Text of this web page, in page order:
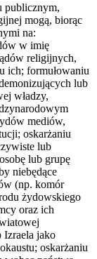
publicznym,
mogą, biorąc
na:
w imię
religijnych,
ich; formułowaniu
lub
władzy,
mediów,
oskarżaniu
lub
lub grupę
niebędące
(np. komór
żydowskiego
oraz ich
Izraela jako
oskarżaniu